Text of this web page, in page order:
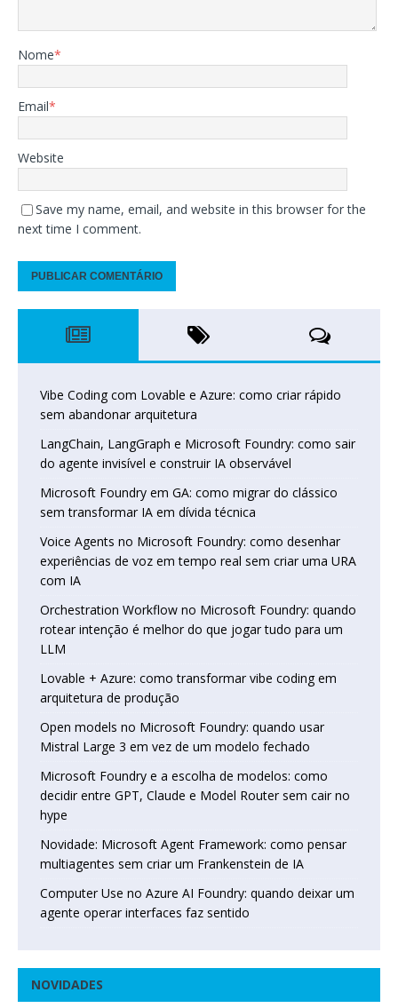
Nome*
Email*
Website
Save my name, email, and website in this browser for the
next time I comment.
Vibe Coding com Lovable e Azure: como criar rápido
sem abandonar arquitetura
LangChain, LangGraph e Microsoft Foundry: como sair
do agente invisível e construir IA observável
Microsoft Foundry em GA: como migrar do clássico
sem transformar IA em dívida técnica
Voice Agents no Microsoft Foundry: como desenhar
experiências de voz em tempo real sem criar uma URA
com IA
Orchestration Workflow no Microsoft Foundry: quando
rotear intenção é melhor do que jogar tudo para um
LLM
Lovable + Azure: como transformar vibe coding em
arquitetura de produção
Open models no Microsoft Foundry: quando usar
Mistral Large 3 em vez de um modelo fechado
Microsoft Foundry e a escolha de modelos: como
decidir entre GPT, Claude e Model Router sem cair no
hype
Novidade: Microsoft Agent Framework: como pensar
multiagentes sem criar um Frankenstein de IA
Computer Use no Azure AI Foundry: quando deixar um
agente operar interfaces faz sentido
NOVIDADES